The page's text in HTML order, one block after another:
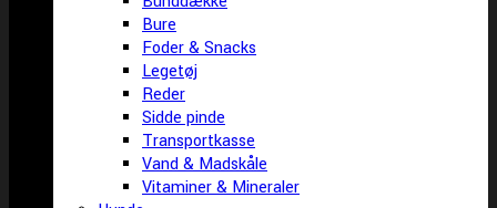
Bure
Foder & Snacks
Legetøj
Reder
Sidde pinde
Transportkasse
Vand & Madskåle
Vitaminer & Mineraler